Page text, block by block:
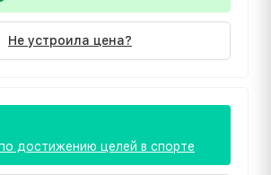
Не устроила цена?
достижению целей в спорте